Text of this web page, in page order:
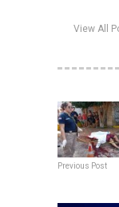
View All
Previous Post